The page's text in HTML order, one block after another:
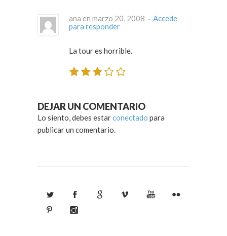
ana en marzo 20, 2008 · Accede
para responder
La tour es horrible.
DEJAR UN COMENTARIO
Lo siento, debes estarconectado para
publicar un comentario.